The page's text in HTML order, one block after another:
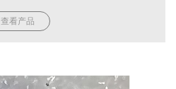
查看产品